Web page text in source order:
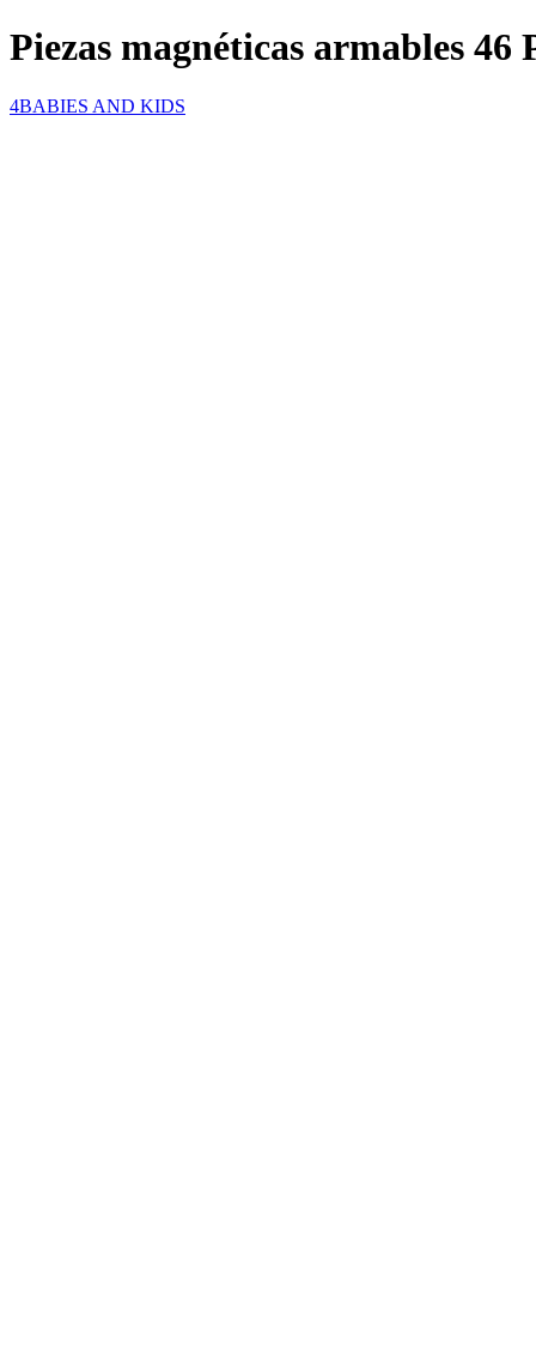
Piezas magnéticas armables 46
4BABIES AND KIDS